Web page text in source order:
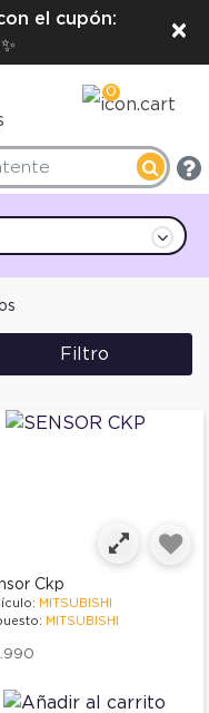
el cupón:
×
0
Filtro
Ckp
MITSUBISHI
MITSUBISHI